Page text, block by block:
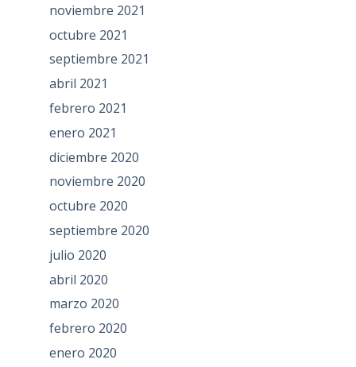
noviembre 2021
octubre 2021
septiembre 2021
abril 2021
febrero 2021
enero 2021
diciembre 2020
noviembre 2020
octubre 2020
septiembre 2020
julio 2020
abril 2020
marzo 2020
febrero 2020
enero 2020